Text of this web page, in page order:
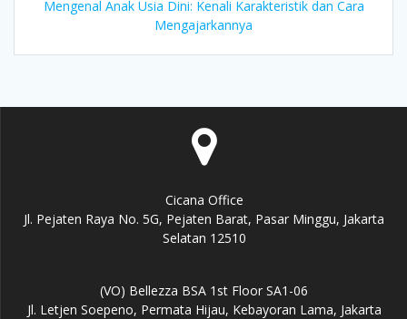
Mengenal Anak Usia Dini: Kenali Karakteristik dan Cara
Mengajarkannya
Cicana Office
Jl. Pejaten Raya No. 5G, Pejaten Barat, Pasar Minggu, Jakarta
Selatan 12510
(VO) Bellezza BSA 1st Floor SA1-06
Jl. Letjen Soepeno, Permata Hijau, Kebayoran Lama, Jakarta